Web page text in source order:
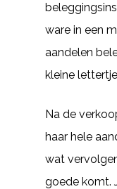
ware in een
aandelen
kleine
Na de
haar hele
wat
goede komt.